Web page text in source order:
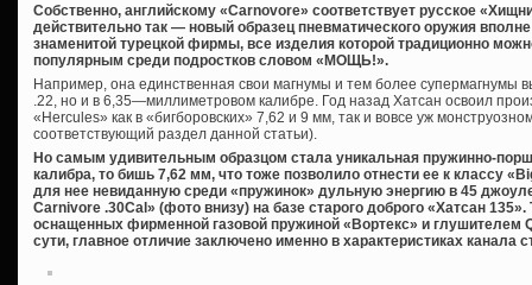
Собственно, английскому «Carnovore» соответствует русское
действительно так — новый образец пневматического оружия
знаменитой турецкой фирмы, все изделия которой традиционно
популярным среди подростков словом «МОЩЬ!».
Например, она единственная свои магнумы и тем более супермагнумы
.22, но и в 6,35—миллиметровом калибре. Год назад Хатсан освоил
«Hercules» как в «бигборовских» 7,62 и 9 мм, так и вовсе уж
соответствующий раздел данной статьи).
Но самым удивительным образцом стала уникальная пружинно-
калибра, то бишь 7,62 мм, что тоже позволило отнести ее к классу
для нее невиданную среди «пружинок» дульную энергию в 45
Carnivore .30Cal» (фото внизу) на базе старого доброго «Хатсан
оснащенных фирменной газовой пружиной «Вортекс» и глушителем
сути, главное отличие заключено именно в характеристиках канала